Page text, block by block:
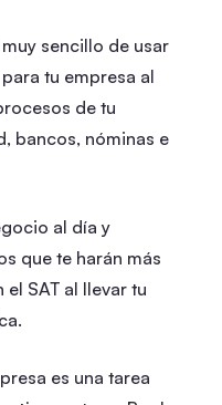
sencillo de usar
tu empresa al
de tu
bancos, nóminas e
al día y
que te harán más
SAT al llevar tu
es una tarea